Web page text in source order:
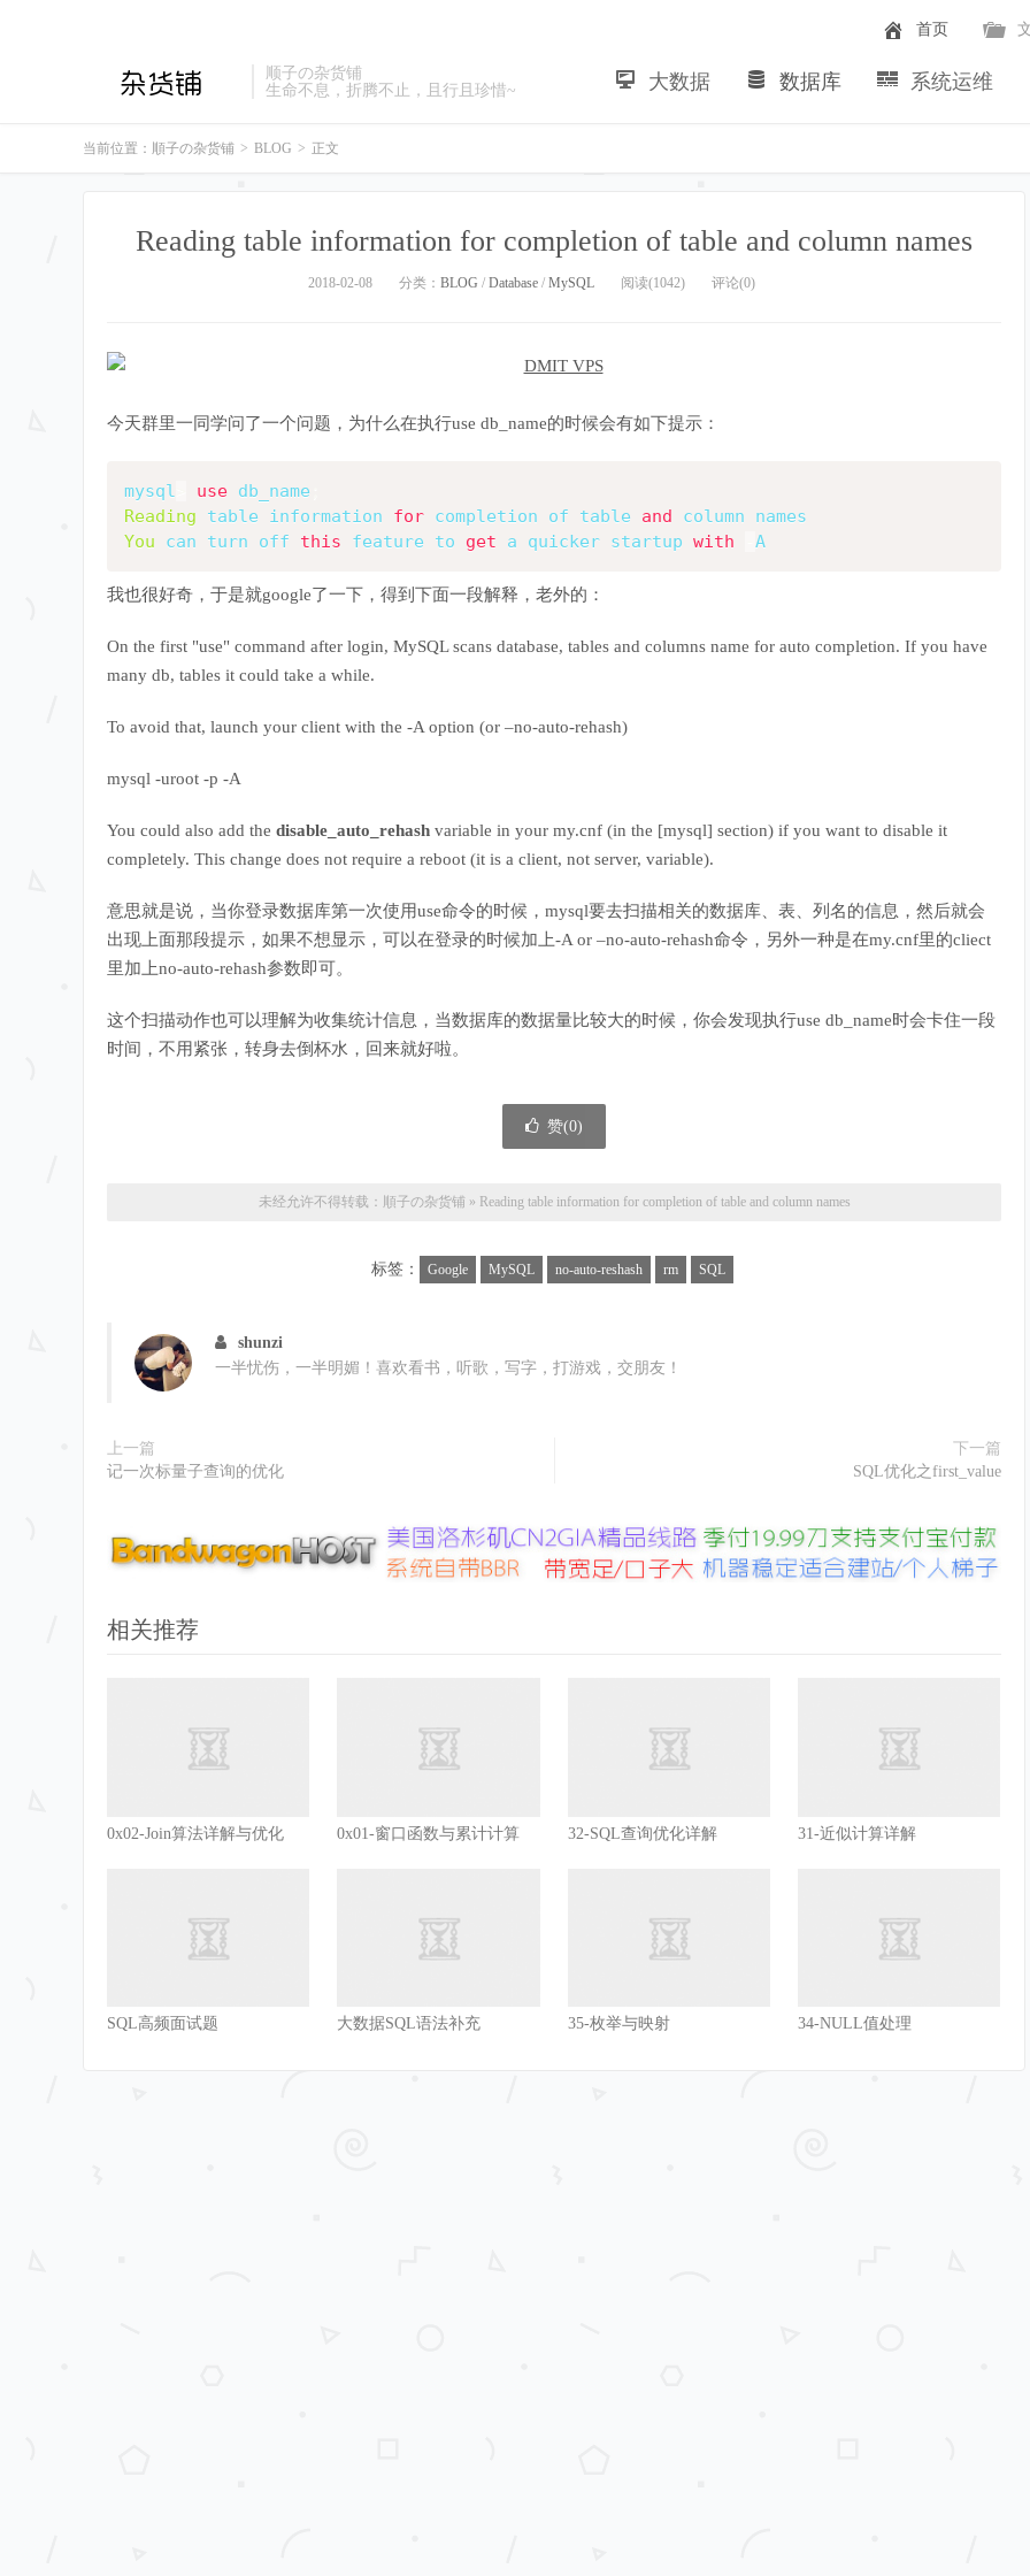
顺子の杂货铺
生命不息，折腾不止，且行且珍惜~
大数据 数据库 系统运维
首页
当前位置： 順子の杂货铺 > BLOG > 正文
Reading table information for completion of table and column names
2018-02-08 分类： BLOG / Database/ MySQL 阅读(1042) 评论(0)
今天群里一同学问了一个问题，为什么在执行use db_name的时候会有如下提示：
mysql use db_name
Reading table information for completion of table and
You can turn off this feature to get a quicker startup with A
我也很好奇，于是就google了一下，得到下面一段解释，老外的：
On the first "use" command after login, MySQL scans database, tables and columns name for auto completion. If you have
many db, tables it could take a while.
To avoid that, launch your client with the -A option (or –no-auto-rehash)
mysql -uroot -p -A
You could also add the disable_auto_rehash variable in your my.cnf (in the [mysql] section) if you want to disable it
completely. This change does not require a reboot (it is a client, not server, variable).
意思就是说，当你登录数据库第一次使用use命令的时候，mysql要去扫描相关的数据库、表、列名的信息，然后就会
出现上面那段提示，如果不想显示，可以在登录的时候加上-A or –no-auto-rehash命令，另外一种是在my.cnf里的cliect
里加上no-auto-rehash参数即可。
这个扫描动作也可以理解为收集统计信息，当数据库的数据量比较大的时候，你会发现执行use db_name时会卡住一段
时间，不用紧张，转身去倒杯水，回来就好啦。
赞(0)
未经允许不得转载： 順子の杂货铺» Reading table information for completion of table and column names
标签： Google MySQL no-auto-reshash rm SQL
shunzi
一半忧伤，一半明媚！喜欢看书，听歌，写字，打游戏，交朋友！
上一篇
记一次标量子查询的优化
下一篇
SQL优化之first_value
相关推荐
0x02-Join算法详解与优化 0x01-窗口函数与累计计算 32-SQL查询优化详解 31-近似计算详解
SQL高频面试题 大数据SQL语法补充 35-枚举与映射 34-NULL值处理